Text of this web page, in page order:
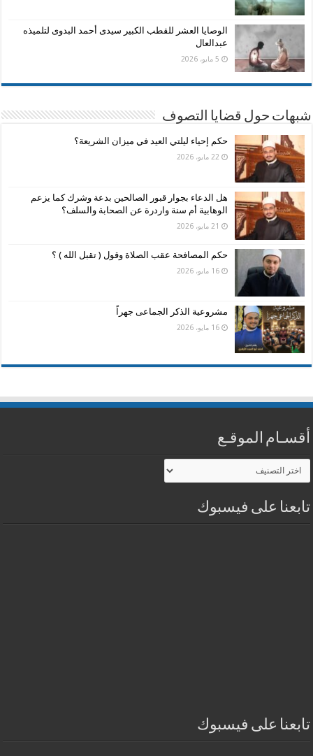
الوصايا العشر للقطب الكبير سيدى أحمد البدوى لتلميذه
عبدالعال
5 مايو، 2026
شبهات حول قضايا التصوف
حكم إحياء ليلتي العيد في ميزان الشريعة؟
22 مايو، 2026
هل الدعاء بجوار قبور الصالحين بدعة وشرك كما يزعم
الوهابية أم سنة واردرة عن الصحابة والسلف؟
21 مايو، 2026
حكم المصافحة عقب الصلاة وقول ( تقبل الله ) ؟
16 مايو، 2026
مشروعية الذكر الجماعى جهراً
16 مايو، 2026
أقسـام الموقـع
أقسـام
الموقـع
تابعنا على فيسبوك
تابعنا على فيسبوك